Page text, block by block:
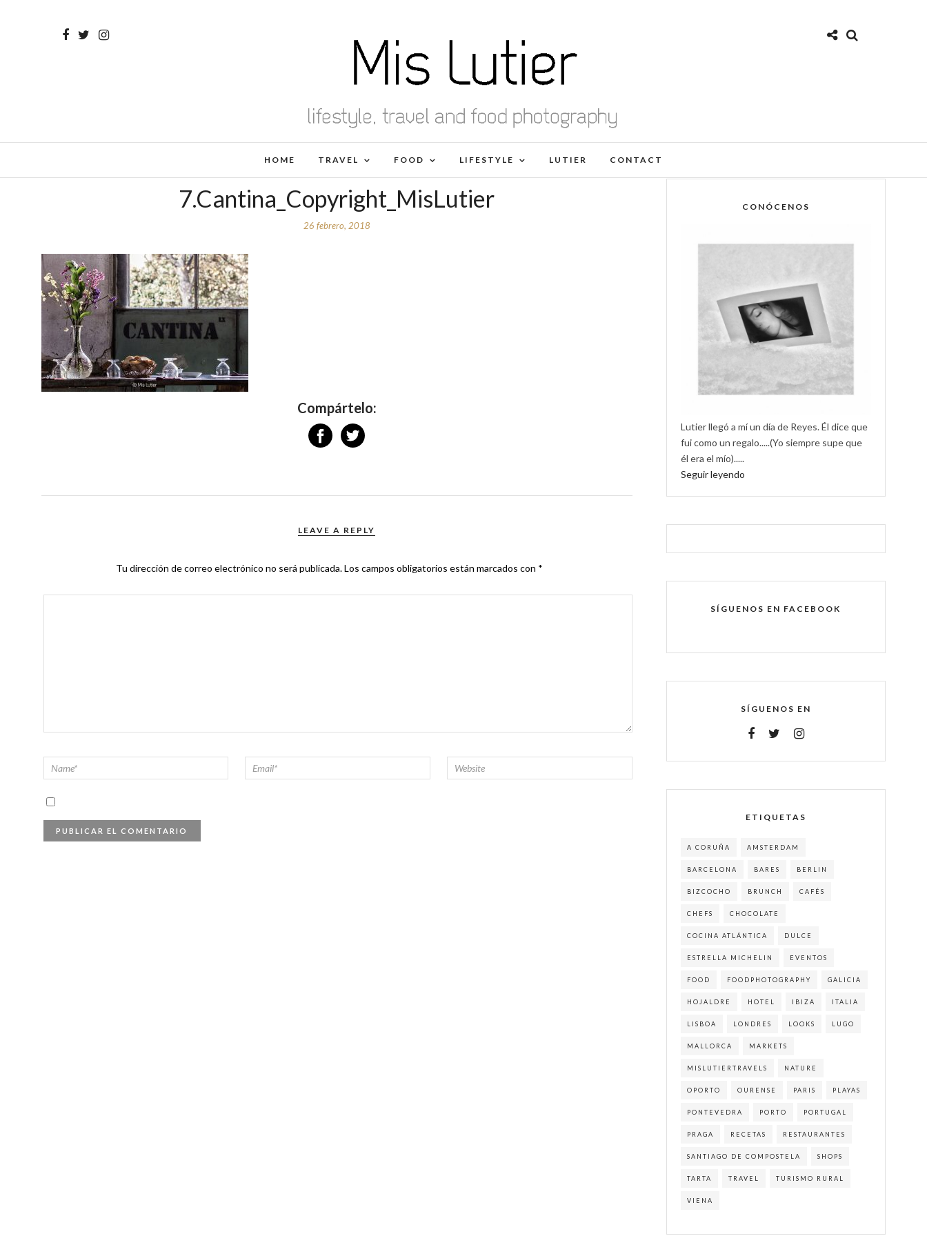
HOME TRAVEL FOOD LIFESTYLE LUTIER CONTACT
7.Cantina_Copyright_MisLutier
26 febrero, 2018
Compártelo:
LEAVE A REPLY
Tu dirección de correo electrónico no será publicada.Los campos obligatorios están marcados con *
CONÓCENOS
Lutier llegó a mí un día de Reyes. Él dice que
fui como un regalo.....(Yo siempre supe que
él era el mío).....
Seguir leyendo
SÍGUENOS EN FACEBOOK
SÍGUENOS EN
ETIQUETAS
A CORUÑA AMSTERDAM
BARCELONA BARES BERLIN
BIZCOCHO BRUNCH CAFÉS
CHEFS CHOCOLATE
COCINA ATLÁNTICA DULCE
ESTRELLA MICHELIN EVENTOS
FOOD FOODPHOTOGRAPHY GALICIA
HOJALDRE HOTEL IBIZA ITALIA
LISBOA LONDRES LOOKS LUGO
MALLORCA MARKETS
MISLUTIERTRAVELS NATURE
OPORTO OURENSE PARIS PLAYAS
PONTEVEDRA PORTO PORTUGAL
PRAGA RECETAS RESTAURANTES
SANTIAGO DE COMPOSTELA SHOPS
TARTA TRAVEL TURISMO RURAL
VIENA